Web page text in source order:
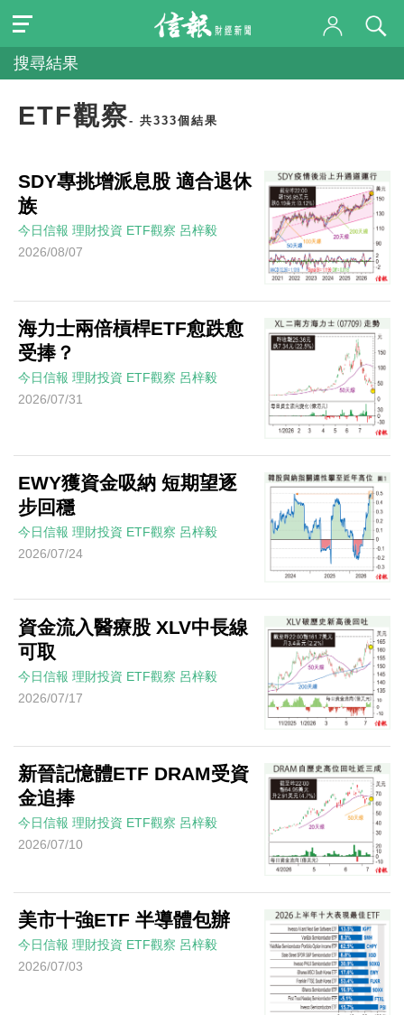
搜尋結果
ETF觀察- 共333個結果
SDY專挑增派息股 適合退休
族
今日信報 理財投資 ETF觀察 呂梓毅
2026/08/07
海力士兩倍槓桿ETF愈跌愈
受捧？
今日信報 理財投資 ETF觀察 呂梓毅
2026/07/31
EWY獲資金吸納 短期望逐
步回穩
今日信報 理財投資 ETF觀察 呂梓毅
2026/07/24
資金流入醫療股 XLV中長線
可取
今日信報 理財投資 ETF觀察 呂梓毅
2026/07/17
新晉記憶體ETF DRAM受資
金追捧
今日信報 理財投資 ETF觀察 呂梓毅
2026/07/10
美市十強ETF 半導體包辦
今日信報 理財投資 ETF觀察 呂梓毅
2026/07/03